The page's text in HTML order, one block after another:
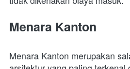
Menara Kanton
Menara Kanton merupakan